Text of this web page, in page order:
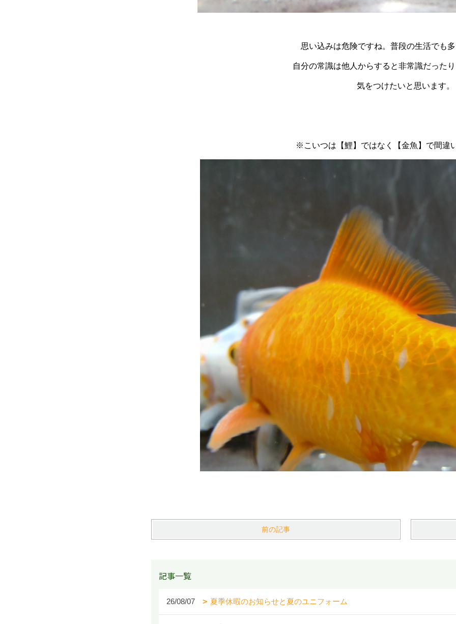
思い込みは危険ですね。普段の生活でも
自分の常識は他人からすると非常識だった
気をつけたいと思います。
※こいつは【鯉】ではなく【金魚】で間違
前の記事
記事一覧
26/08/07 夏季休暇のお知らせと夏のユニフォーム